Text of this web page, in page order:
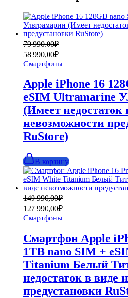
79 990,00₽
Первоначальная
цена
составляла
79
990,00₽.
58 990,00₽
Текущая
цена:
58
990,00₽.
Смартфоны
Apple iPhone 16
eSIM Ultramarine
(Имеет недостаток
невозможности
RuStore)
В корзину
149 990,00₽
Первоначальная
цена
составляла
149
127 990,00₽
Текущая
цена:
127
990,00₽.
Смартфоны
Смартфон Apple
1TB nano SIM +
Titanium Белый
недостаток в виде
предустановки